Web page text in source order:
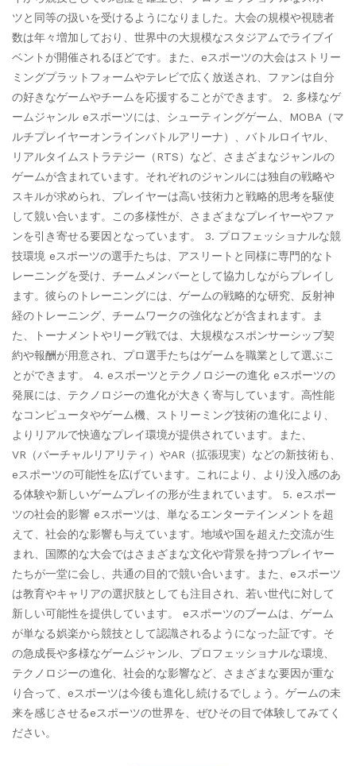
ツと同等の扱いを受けるようになりました。大会の規模や視聴者
数は年々増加しており、世界中の大規模なスタジアムでライブイ
ベントが開催されるほどです。また、eスポーツの大会はストリー
ミングプラットフォームやテレビで広く放送され、ファンは自分
の好きなゲームやチームを応援することができます。 2. 多様なゲ
ームジャンル eスポーツには、シューティングゲーム、MOBA（マ
ルチプレイヤーオンラインバトルアリーナ）、バトルロイヤル、
リアルタイムストラテジー（RTS）など、さまざまなジャンルの
ゲームが含まれています。それぞれのジャンルには独自の戦略や
スキルが求められ、プレイヤーは高い技術力と戦略的思考を駆使
して競い合います。この多様性が、さまざまなプレイヤーやファ
ンを引き寄せる要因となっています。 3. プロフェッショナルな競
技環境 eスポーツの選手たちは、アスリートと同様に専門的なト
レーニングを受け、チームメンバーとして協力しながらプレイし
ます。彼らのトレーニングには、ゲームの戦略的な研究、反射神
経のトレーニング、チームワークの強化などが含まれます。ま
た、トーナメントやリーグ戦では、大規模なスポンサーシップ契
約や報酬が用意され、プロ選手たちはゲームを職業として選ぶこ
とができます。 4. eスポーツとテクノロジーの進化 eスポーツの
発展には、テクノロジーの進化が大きく寄与しています。高性能
なコンピュータやゲーム機、ストリーミング技術の進化により、
よりリアルで快適なプレイ環境が提供されています。また、
VR（バーチャルリアリティ）やAR（拡張現実）などの新技術も、
eスポーツの可能性を広げています。これにより、より没入感のあ
る体験や新しいゲームプレイの形が生まれています。 5. eスポー
ツの社会的影響 eスポーツは、単なるエンターテインメントを超
えて、社会的な影響も与えています。地域や国を超えた交流が生
まれ、国際的な大会ではさまざまな文化や背景を持つプレイヤー
たちが一堂に会し、共通の目的で競い合います。また、eスポーツ
は教育やキャリアの選択肢としても注目され、若い世代に対して
新しい可能性を提供しています。 eスポーツのブームは、ゲーム
が単なる娯楽から競技として認識されるようになった証です。そ
の急成長や多様なゲームジャンル、プロフェッショナルな環境、
テクノロジーの進化、社会的な影響など、さまざまな要因が重な
り合って、eスポーツは今後も進化し続けるでしょう。ゲームの未
来を感じさせるeスポーツの世界を、ぜひその目で体験してみてく
ださい。